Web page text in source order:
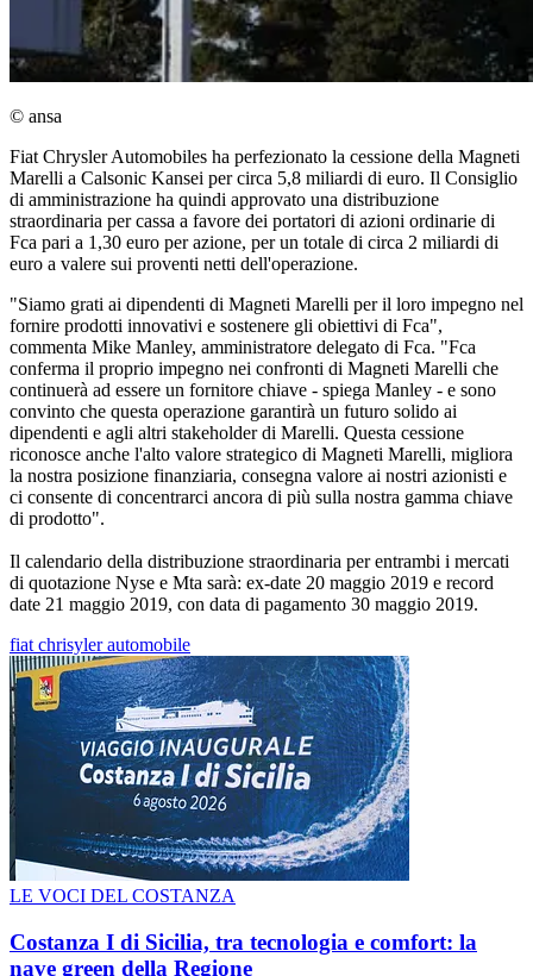
© ansa
Fiat Chrysler Automobiles ha perfezionato la cessione della Magneti
Marelli a Calsonic Kansei per circa 5,8 miliardi di euro. Il Consiglio
di amministrazione ha quindi approvato una distribuzione
straordinaria per cassa a favore dei portatori di azioni ordinarie di
Fca pari a 1,30 euro per azione, per un totale di circa 2 miliardi di
euro a valere sui proventi netti dell'operazione.
"Siamo grati ai dipendenti di Magneti Marelli per il loro impegno nel
fornire prodotti innovativi e sostenere gli obiettivi di Fca",
commenta Mike Manley, amministratore delegato di Fca. "Fca
conferma il proprio impegno nei confronti di Magneti Marelli che
continuerà ad essere un fornitore chiave - spiega Manley - e sono
convinto che questa operazione garantirà un futuro solido ai
dipendenti e agli altri stakeholder di Marelli. Questa cessione
riconosce anche l'alto valore strategico di Magneti Marelli, migliora
la nostra posizione finanziaria, consegna valore ai nostri azionisti e
ci consente di concentrarci ancora di più sulla nostra gamma chiave
di prodotto".
Il calendario della distribuzione straordinaria per entrambi i mercati
di quotazione Nyse e Mta sarà: ex-date 20 maggio 2019 e record
date 21 maggio 2019, con data di pagamento 30 maggio 2019.
fiat chrisyler automobile
LE VOCI DEL COSTANZA
Costanza I di Sicilia, tra tecnologia e comfort: la
nave green della Regione